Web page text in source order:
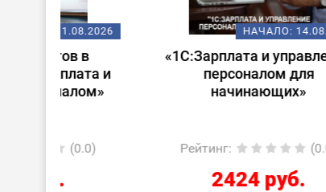
НАЧАЛО:14.08.2026
«1С:Зарплата и управление
персоналом для
начинающих»
(0.0)
2424 руб.